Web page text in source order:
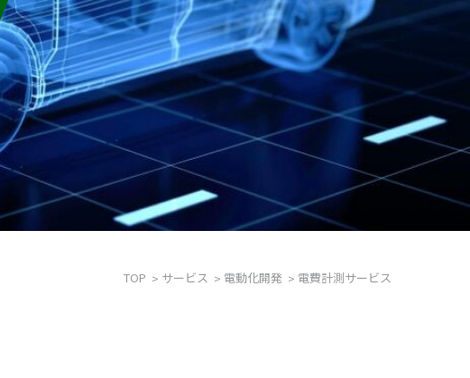
TOP サービス 電動化開発 電費計測サービス